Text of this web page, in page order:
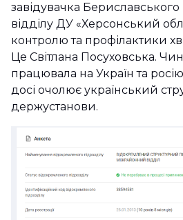
завідувачка
відділу ДУ «Херсонський
контролю та профілактики
Це Світлана Посуховська.
працювала на Україн та
досі очолює український
держустанови.